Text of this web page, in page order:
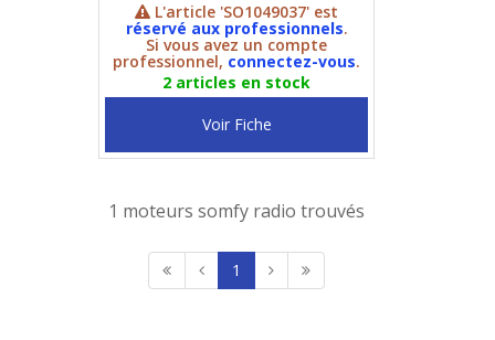
L'article 'SO1049037' est
réservé aux professionnels.
Si vous avez un compte
professionnel, connectez-vous.
2 articles en stock
Voir Fiche
1 moteurs somfy radio trouvés
1